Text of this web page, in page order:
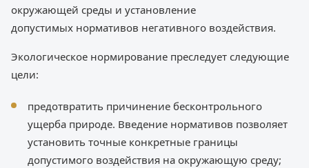
окружающей среды и установление
допустимых нормативов негативного воздействия.
Экологическое нормирование преследует следующие
цели:
предотвратить причинение бесконтрольного
ущерба природе. Введение нормативов позволяет
установить точные конкретные границы
допустимого воздействия на окружающую среду;